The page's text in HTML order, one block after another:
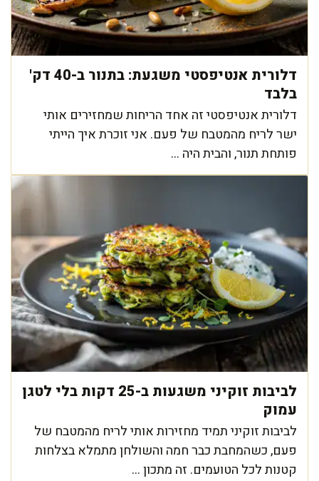
דלורית אנטיפסטי משגעת: בתנור ב-40 דק'
בלבד
דלורית אנטיפסטי זה אחד הריחות שמחזירים אותי
ישר לריח מהמטבח של פעם. אני זוכרת איך הייתי
פותחת תנור, והבית היה ...
לביבות זוקיני משגעות ב-25 דקות בלי לטגן
עמוק
לביבות זוקיני תמיד מחזירות אותי לריח מהמטבח של
פעם, כשהמחבת כבר חמה והשולחן מתמלא בצלחות
קטנות לכל הטועמים. זה מתכון ...